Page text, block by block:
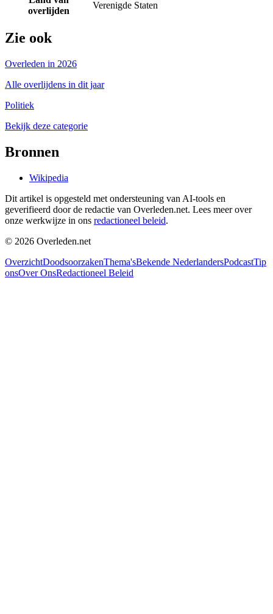
overlijden
Verenigde Staten
Zie ook
Overleden in 2026
Alle overlijdens in dit jaar
Politiek
Bekijk deze categorie
Bronnen
Wikipedia
Dit artikel is opgesteld met ondersteuning van AI-tools en
geverifieerd door de redactie van Overleden.net. Lees meer over
onze werkwijze in ons redactioneel beleid.
© 2026 Overleden.net
OverzichtDoodsoorzakenThema'sBekende NederlandersPodcastTip
onsOver OnsRedactioneel Beleid